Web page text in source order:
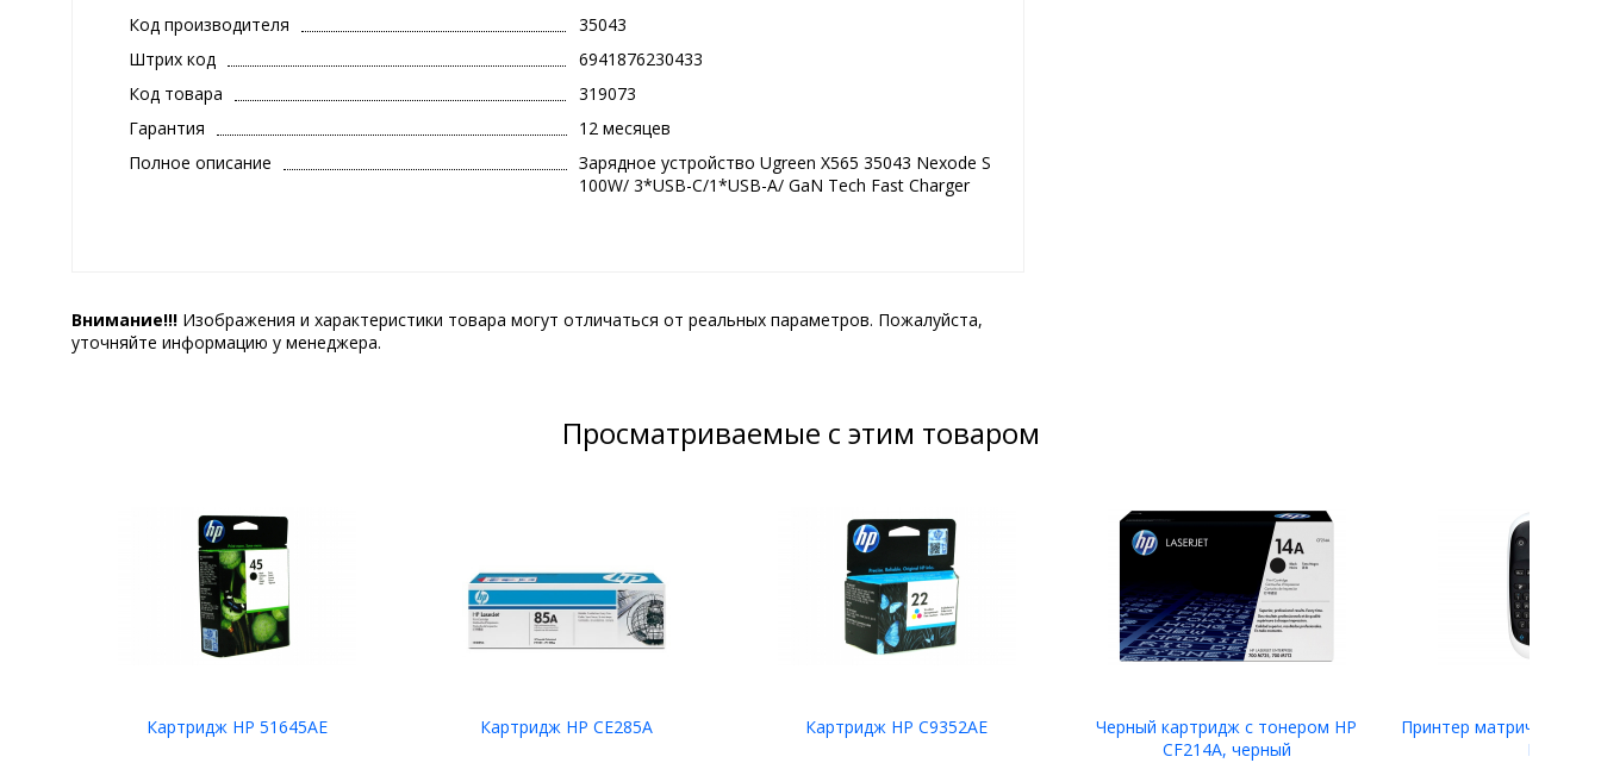
Код производителя
35043
Штрих код
6941876230433
Код товара
319073
Гарантия
12 месяцев
Полное описание
Зарядное устройство Ugreen X565 35043 Nexode S
100W/ 3*USB-C/1*USB-A/ GaN Tech Fast Charger
Внимание!!! Изображения и характеристики товара могут отличаться от реальных параметров. Пожалуйста,
уточняйте информацию у менеджера.
Просматриваемые с этим товаром
Картридж HP 51645AE Картридж HP CE285A Картридж HP C9352AE
Черный картридж с тонером HP
CF214A, черный
Принтер матричный
LW-400